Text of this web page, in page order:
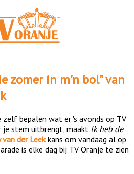
zomer in m'n bol" van
zelf bepalen wat er 's avonds op TV
je stem uitbrengt, maakt Ik heb de
van der Leekkans om vandaag al op
is elke dag bij TV Oranje te zien